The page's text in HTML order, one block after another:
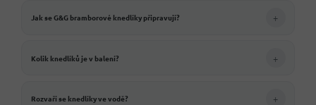
Jak se G&G bramborové knedlíky připravují? +
Kolik knedlíků je v balení? +
Rozvaří se knedlíky ve vodě? +